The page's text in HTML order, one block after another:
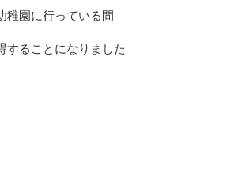
稚園に行っている間
することになりました